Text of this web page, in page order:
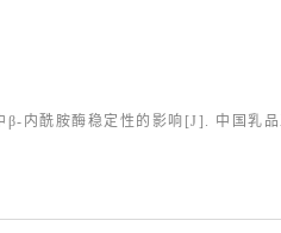
内酰胺酶稳定性的影响[J]. 中国乳